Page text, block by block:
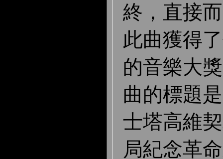
終，直接
此曲獲得
的音樂大
曲的標題
士塔高維
局紀念革